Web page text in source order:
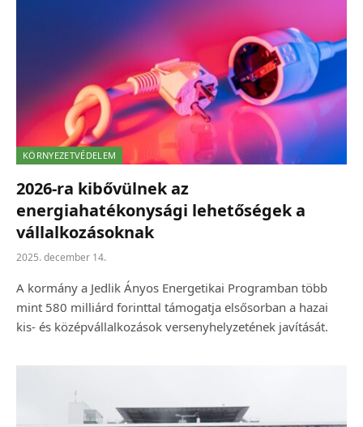
KÖRNYEZETVÉDELEM
2026-ra kibővülnek az
energiahatékonysági lehetőségek a
vállalkozásoknak
2025. december 14.
A kormány a Jedlik Ányos Energetikai Programban több
mint 580 milliárd forinttal támogatja elsősorban a hazai
kis- és középvállalkozások versenyhelyzetének javítását.